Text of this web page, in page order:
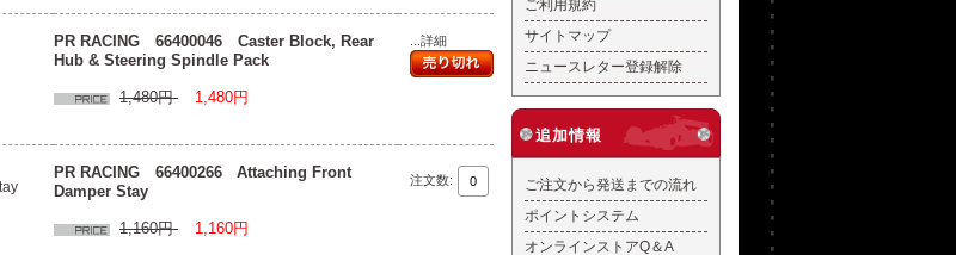
PR RACING 66400046 Caster Block, Rear
Hub & Steering Spindle Pack
1,480円 1,480円
...詳細
PR RACING 66400266 Attaching Front
Damper Stay
1,160円 1,160円
注文数:
ご利用規約
サイトマップ
ニュースレター登録解除
追加情報
ご注文から発送までの流れ
ポイントシステム
オンラインストアQ＆A